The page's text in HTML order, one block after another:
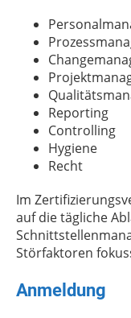
Reporting
Controlling
Hygiene
Recht
Im
auf die tägliche
Störfaktoren
Anmeldung